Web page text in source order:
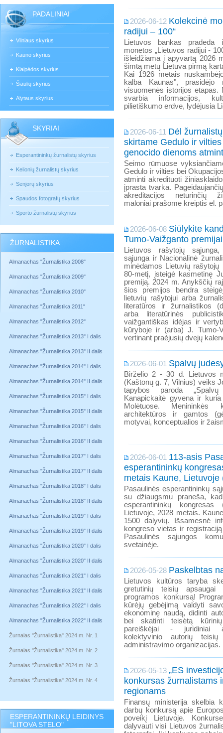
PADALINIAI
Vilniaus skyrius
Kauno skyrius
Klaipėdos skyrius
Šiaulių skyrius
Alytaus skyrius
SKYRIAI
Esperantininkų žurnalistų skyrius
Kelionių žurnalistų skyrius
Senjorų skyrius
Spaudos fotografų skyrius
Sporto žurnalistų skyrius
ŽURNALISTIKA
Almanachas "Žurnalistika 2008"
Almanachas "Žurnalistika 2009"
Almanachas "Žurnalistika 2010"
Almanachas "Žurnalistika 2011"
Almanachas "Žurnalistika 2012"
Almanachas "Žurnalistika 2013" I dalis
Almanachas "Žurnalistika 2013" II dalis
Almanachas "Žurnalistika 2014" I dalis
Almanachas "Žurnalistika 2014" II dalis
Almanachas "Žurnalistika 2015" I dalis
Almanachas "Žurnalistika 2015" II dalis
Almanachas "Žurnalistika 2016" I dalis
Almanachas "Žurnalistika 2016" II dalis
Almanachas "Žurnalistika 2017" I dalis
Almanachas "Žurnalistika 2017" II dalis
Almanachas "Žurnalistika 2018" I dalis
Almanachas "Žurnalistika 2018" II dalis
Almanachas "Žurnalistika 2019" I dalis
Almanachas "Žurnalistika 2019" II dalis
Almanachas "Žurnalistika 2020" I dalis
Almanachas "Žurnalistika 2020" II dalis
Almanachas "Žurnalistika 2021" I dalis
Almanachas "Žurnalistika 2021" II dalis
Almanachas "Žurnalistika 2022" I dalis
Almanachas "Žurnalistika 2022" II dalis
Žurnalas "Žurnalistika" 2024 m. Nr. 1
Žurnalas "Žurnalistika" 2024 m. Nr. 2
Žurnalas "Žurnalistika" 2024 m. Nr. 3
Žurnalas "Žurnalistika" 2024 m. Nr. 4
ESPERANTININKŲ LEIDINYS
"LITOVA STELO"
2026-06-12 Kolekcinė
radijui – 100“
Lietuvos bankas pradeda
monetos „Lietuvos radijui -
išleidžiama į apyvartą 2026
šimtą metų Lietuva pirmą
Kai 1926 metais
kalba Kaunas", prasidėjo
visuomenės istorijos etapas.
svarbia informacijos,
pilietiškumo erdve, lydėjusia
2026-06-11 Dėl
skirtame Gedulo ir
genocido dienoms
Seimo rūmuose
Gedulo ir vilties bei
atminti akredituoti
įprasta tvarka.
akreditacijos neturinčių
maloniai prašome kreiptis el.
2026-06-08 Siūlykite
Tumo-Vaižganto
Lietuvos rašytojų
sąjunga ir Nacionalinė
minėdamos Lietuvių
80-metį, įsteigė kasmetinę
premiją. 2024 m. Anykščių
šios premijos bendra
lietuvių rašytojui arba
literatūros ir žurnalistikos
arba literatūrinės
vaižgantiškas idėjas ir
kūryboje ir (arba) J. Tumo-
vertinant praėjusių dvejų
2026-06-01 Spalvų
Birželio 2 - 30 d. Lietuvos
(Kaštonų g. 7, Vilnius) veiks
tapybos paroda
Kanapickaitė gyvena ir
Molėtuose. Menininkės
architektūros ir gamtos
motyvai, konceptualios ir
2026-06-01 113-asis
esperantininkų
metais Kaune, Lietuvoje
Pasaulinės esperantininkų
su džiaugsmu praneša,
esperantininkų
Lietuvoje, 2028 metais.
1500 dalyvių. Išsamesnė
kongreso vietas ir
Pasaulinės sąjungos
svetainėje.
2026-05-28 Paskelbtas
Lietuvos kultūros taryba
gretutinių teisių apsaugai
programos konkursą!
kūrėjų gebėjimą valdyti
ekonominę naudą, didinti
bei skatinti teisėtą
pareiškėjai - juridiniai
kolektyvinio autorių
administravimo organizacijas.
2026-05-13 „ES
konkursas žurnalistams
regionams
Finansų ministerija skelbia
darbų konkursą apie
poveikį Lietuvoje.
dalyvauti visi Lietuvos